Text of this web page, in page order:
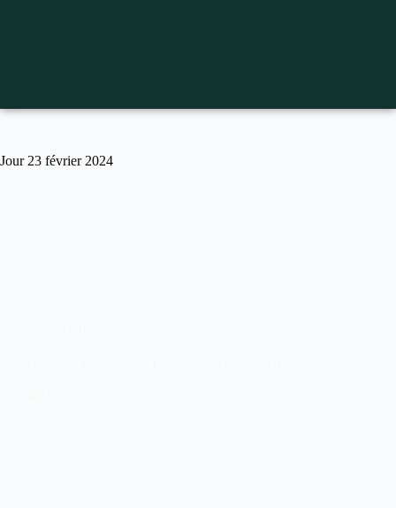
Jour23 février 2024